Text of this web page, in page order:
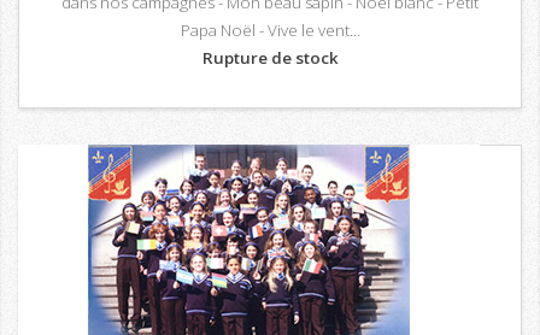
Papa Noël - Vive le vent...
Rupture de stock